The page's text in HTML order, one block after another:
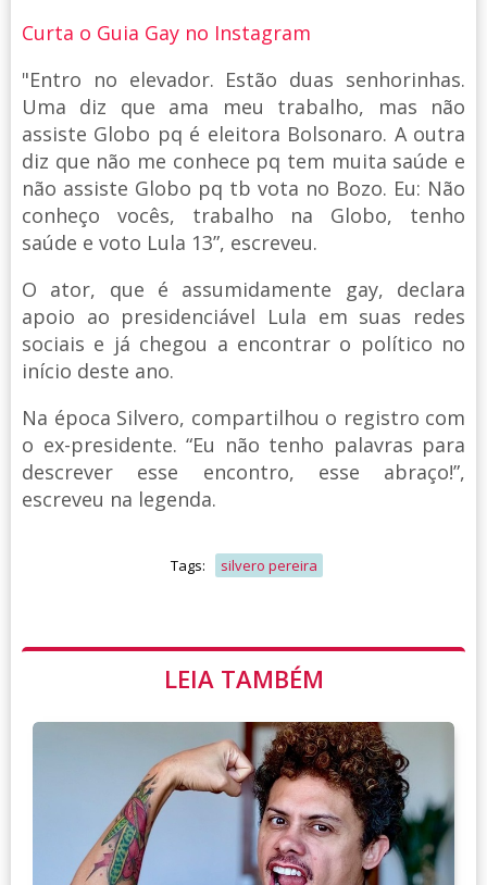
Curta o Guia Gay no Instagram
"Entro no elevador. Estão duas senhorinhas.
Uma diz que ama meu trabalho, mas não
assiste Globo pq é eleitora Bolsonaro. A outra
diz que não me conhece pq tem muita saúde e
não assiste Globo pq tb vota no Bozo. Eu: Não
conheço vocês, trabalho na Globo, tenho
saúde e voto Lula 13”, escreveu.
O ator, que é assumidamente gay, declara
apoio ao presidenciável Lula em suas redes
sociais e já chegou a encontrar o político no
início deste ano.
Na época Silvero, compartilhou o registro com
o ex-presidente. “Eu não tenho palavras para
descrever esse encontro, esse abraço!”,
escreveu na legenda.
Tags: silvero pereira
LEIA TAMBÉM